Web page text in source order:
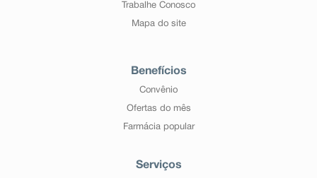
Trabalhe Conosco
Mapa do site
Benefícios
Convênio
Ofertas do mês
Farmácia popular
Serviços